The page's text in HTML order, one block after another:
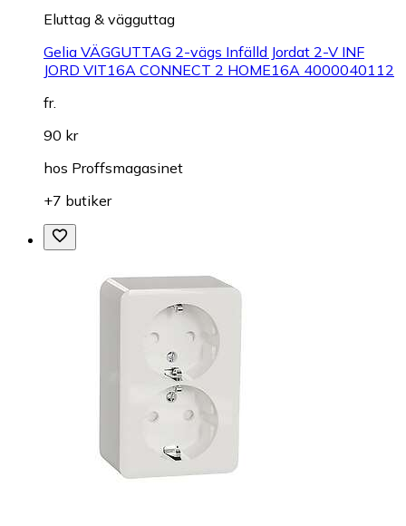
Eluttag & vägguttag
Gelia VÄGGUTTAG 2-vägs Infälld Jordat 2-V INF
JORD VIT16A CONNECT 2 HOME16A 4000040112
fr.
90 kr
hos Proffsmagasinet
+7 butiker